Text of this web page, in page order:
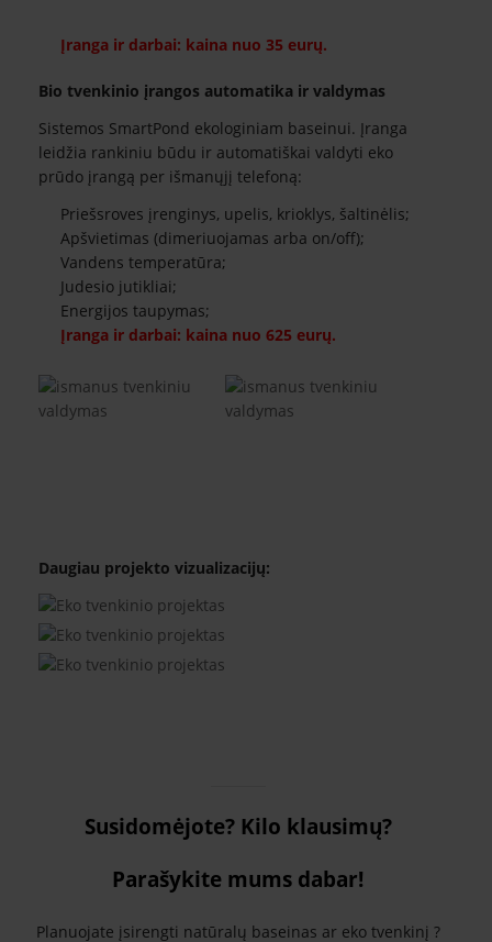
Įranga ir darbai: kaina nuo 35 eurų.
Bio tvenkinio įrangos automatika ir valdymas
Sistemos SmartPond ekologiniam baseinui. Įranga
leidžia rankiniu būdu ir automatiškai valdyti eko
prūdo įrangą per išmanųjį telefoną:
Priešsroves įrenginys, upelis, krioklys, šaltinėlis;
Apšvietimas (dimeriuojamas arba on/off);
Vandens temperatūra;
Judesio jutikliai;
Energijos taupymas;
Įranga ir darbai: kaina nuo 625 eurų.
Daugiau projekto vizualizacijų:
Susidomėjote? Kilo klausimų?
Parašykite mums dabar!
Planuojate įsirengti natūralų baseinas ar eko tvenkinį ?